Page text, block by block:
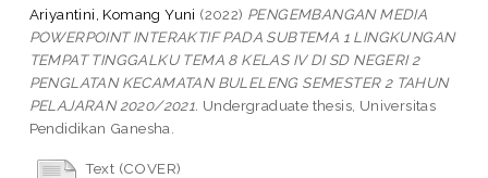
Ariyantini, Komang Yuni (2022) PENGEMBANGAN MEDIA
POWERPOINT INTERAKTIF PADA SUBTEMA 1 LINGKUNGAN
TEMPAT TINGGALKU TEMA 8 KELAS IV DI SD NEGERI 2
PENGLATAN KECAMATAN BULELENG SEMESTER 2 TAHUN
PELAJARAN 2020/2021. Undergraduate thesis, Universitas
Pendidikan Ganesha.
Text (COVER)